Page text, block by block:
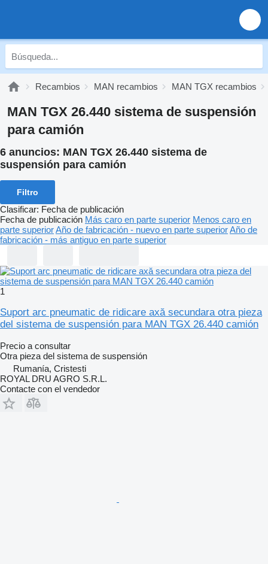
Recambios MAN recambios MAN TGX recambios
MAN TGX 26.440 sistema de suspensión
para camión
6 anuncios: MAN TGX 26.440 sistema de
suspensión para camión
Filtro
Clasificar: Fecha de publicación
Fecha de publicación Más caro en parte superior Menos caro en
parte superiorAño de fabricación - nuevo en parte superiorAño de
fabricación - más antiguo en parte superior
1
Suport arc pneumatic de ridicare axă secundara otra pieza
del sistema de suspensión para MAN TGX 26.440 camión
Precio a consultar
Otra pieza del sistema de suspensión
Rumanía, Cristesti
ROYAL DRU AGRO S.R.L.
Contacte con el vendedor